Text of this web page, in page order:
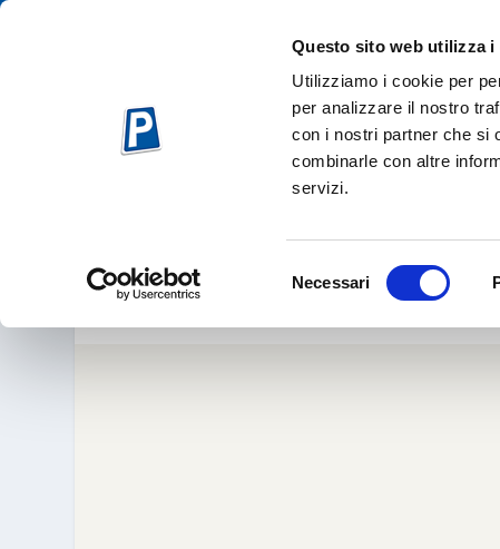
Questo sito web utilizza i
Utilizziamo i cookie per
per analizzare il nostro
con i nostri partner che si
combinarle con altre
servizi.
Necessari
Mar 22,